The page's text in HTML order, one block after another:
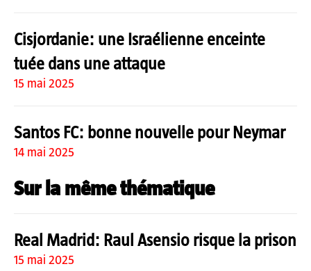
Cisjordanie: une Israélienne enceinte
tuée dans une attaque
15 mai 2025
Santos FC: bonne nouvelle pour Neymar
14 mai 2025
Sur la même thématique
Real Madrid: Raul Asensio risque la prison
15 mai 2025